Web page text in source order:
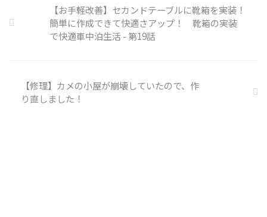
【お手軽改善】セカンドテーブルに靴箱を実装！
簡単に作成できて快適さアップ！ 靴箱の実装
で快適車中泊生活 - 第19話
【修理】カメの小屋が崩壊していたので、作
り直しました！